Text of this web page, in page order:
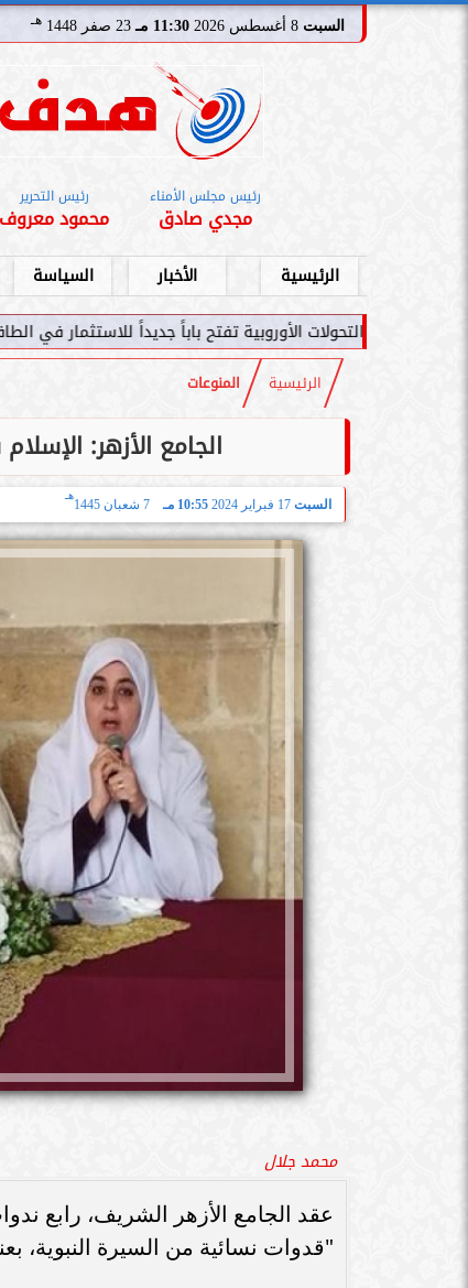
السبت 11:30 مـ 23 صفر 1448 هـ
رئيس مجلس الأمناء
مجدي صادق
رئيس التحرير
محمود معروف
الرئيسية الأخبار السياسة
سامر تفتح باباً جديداً للاستثمار في الطاقة السعودية
الرئيسية المنوعات
الجامع الأزهر:
السبت 17 فبراير 2024 10:55 مـ 7 شعبان 1445
هـ
محمد جلال
عقد الجامع الأزهر الشريف، رابع
"قدوات نسائية من السيرة النبوية،